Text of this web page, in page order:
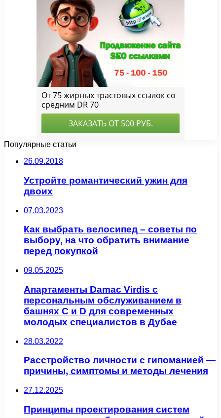
Популярные статьи
26.09.2018
Устройте романтический ужин для
двоих
07.03.2023
Как выбрать велосипед – советы по
выбору, на что обратить внимание
перед покупкой
09.05.2025
Апартаменты Damac Virdis с
персональным обслуживанием в
башнях C и D для современных
молодых специалистов в Дубае
28.03.2022
Расстройство личности с гипоманией —
причины, симптомы и методы лечения
27.12.2025
Принципы проектирования систем